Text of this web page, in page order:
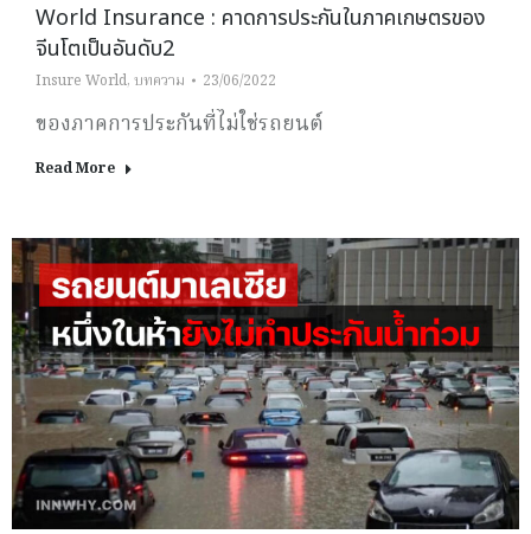
World Insurance : คาดการประกันในภาคเกษตรของ
จีนโตเป็นอันดับ2
Insure World, บทความ 23/06/2022
ของภาคการประกันที่ไม่ใช่รถยนต์
Read More